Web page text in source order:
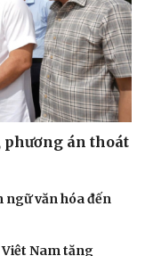
phương án thoát
ngữ văn hóa đến
Nam tăng